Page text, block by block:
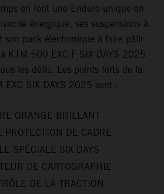
en font une Enduro unique en
énergique, ses suspensions à
son pack électronique à faire pâlir
KTM 500 EXC-F SIX DAYS 2025
les défis. Les points forts de la
EXC SIX DAYS 2025 sont :
ORANGE BRILLANT
PROTECTION DE CADRE
SPÉCIALE SIX DAYS
DE CARTOGRAPHIE
DE LA TRACTION